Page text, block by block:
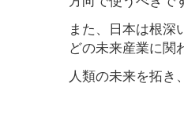
また、日本は根深
どの未来産業に関
人類の未来を拓き